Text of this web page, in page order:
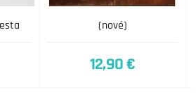
(nové)
12,90 €